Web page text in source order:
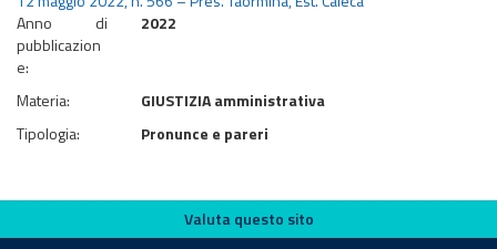
Anno di
pubblicazion
e:
2022
Materia:
GIUSTIZIA amministrativa
Tipologia:
Pronunce e pareri
Valuta questo sito
Valuta questo sito